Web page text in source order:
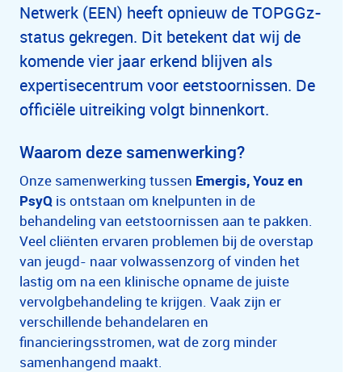
Netwerk (EEN) heeft opnieuw de TOPGGz-
status gekregen. Dit betekent dat wij de
komende vier jaar erkend blijven als
expertisecentrum voor eetstoornissen. De
officiële uitreiking volgt binnenkort.
Waarom deze samenwerking?
Onze samenwerking tussen Emergis, Youz en
PsyQ is ontstaan om knelpunten in de
behandeling van eetstoornissen aan te pakken.
Veel cliënten ervaren problemen bij de overstap
van jeugd- naar volwassenzorg of vinden het
lastig om na een klinische opname de juiste
vervolgbehandeling te krijgen. Vaak zijn er
verschillende behandelaren en
financieringsstromen, wat de zorg minder
samenhangend maakt.